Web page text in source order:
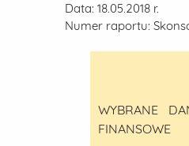
Data: 18.05.2018 r.
Numer raportu:
WYBRANE
FINANSOWE